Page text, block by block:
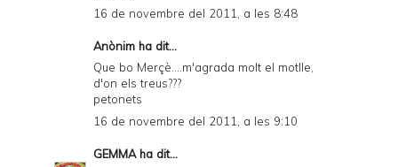
16 de novembre del 2011, a les 8:48
Anònim ha dit...
Que bo Merçè....m'agrada molt el motlle,
d'on els treus???
petonets
16 de novembre del 2011, a les 9:10
GEMMAha dit...